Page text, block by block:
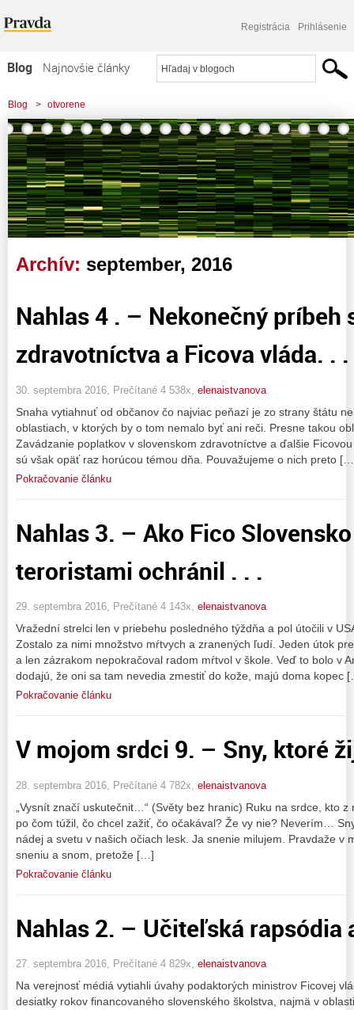
Registrácia Prihlásenie
Blog
Najnovšie články
Najčítanejšie články
Najkomentovanejšie články
Zoznam blogov
Komerčné blogy
Blog > otvorene
Archív: september, 2016
Nahlas 4 . – Nekonečný príbeh
zdravotníctva a Ficova vláda. . .
30. septembra 2016, Prečítané 4 538x, elenaistvanova
Snaha vytiahnuť od občanov čo najviac peňazí je zo strany štátu
oblastiach, v ktorých by o tom nemalo byť ani reči. Presne takou
Zavádzanie poplatkov v slovenskom zdravotníctve a ďalšie
sú však opäť raz horúcou témou dňa. Pouvažujeme o nich preto
Pokračovanie článku
Nahlas 3. – Ako Fico
teroristami ochránil . . .
29. septembra 2016, Prečítané 4 143x, elenaistvanova
Vražední strelci len v priebehu posledného týždňa a pol útočili v
Zostalo za nimi množstvo mŕtvych a zranených ľudí. Jeden útok
a len zázrakom nepokračoval radom mŕtvol v škole. Veď to bolo v
dodajú, že oni sa tam nevedia zmestiť do kože, majú doma kopec
Pokračovanie článku
V mojom srdci 9. – Sny, ktoré
28. septembra 2016, Prečítané 4 782x, elenaistvanova
„Vysnít značí uskutečnit…“ (Světy bez hranic) Ruku na srdce, kto
po čom túžil, čo chcel zažiť, čo očakával? Že vy nie? Neverím…
nádej a svetu v našich očiach lesk. Ja snenie milujem. Pravdaže v
sneniu a snom, pretože […]
Pokračovanie článku
Nahlas 2. – Učiteľská rapsódia
27. septembra 2016, Prečítané 4 829x, elenaistvanova
Na verejnosť médiá vytiahli úvahy podaktorých ministrov Ficovej
desiatky rokov financovaného slovenského školstva, najmä v